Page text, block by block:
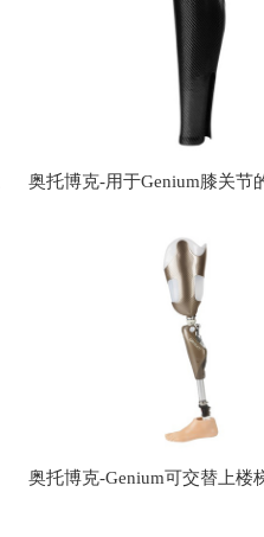
奥托博克-用于Genium膝关节
奥托博克-Genium可交替上楼